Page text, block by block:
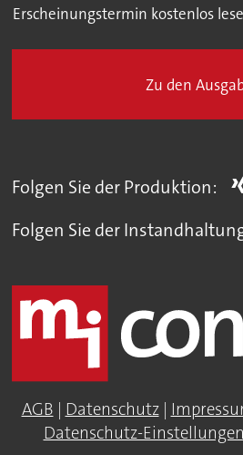
Erscheinungstermin kostenlos
Zu den
Folgen Sie der Produktion:
Folgen Sie der
AGB | Datenschutz|
Datenschutz-Einstellungen